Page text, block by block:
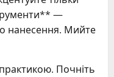
—
нанесення. Мийте
Почніть